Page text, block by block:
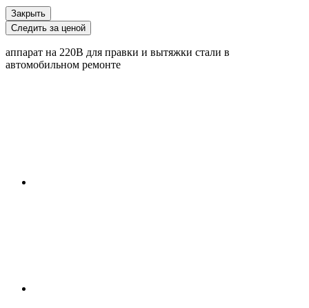
Закрыть
Следить за ценой
аппарат на 220В для правки и вытяжки стали в
автомобильном ремонте